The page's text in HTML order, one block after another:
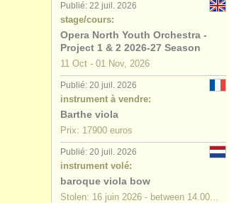
Publié: 22 juil. 2026
stage/cours:
Opera North Youth Orchestra -
Project 1 & 2 2026-27 Season
11 Oct - 01 Nov, 2026
Publié: 20 juil. 2026
instrument à vendre:
Barthe viola
Prix: 17900 euros
Publié: 20 juil. 2026
instrument volé:
baroque viola bow
Stolen: 16 juin 2026 - between 14.00...